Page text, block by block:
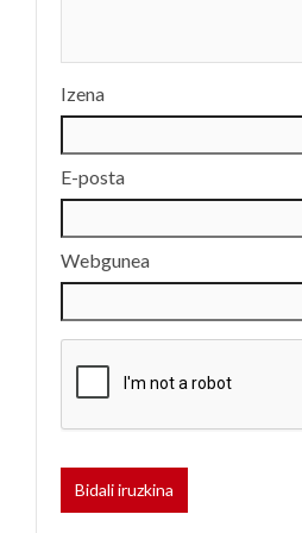
Izena
E-posta
Webgunea